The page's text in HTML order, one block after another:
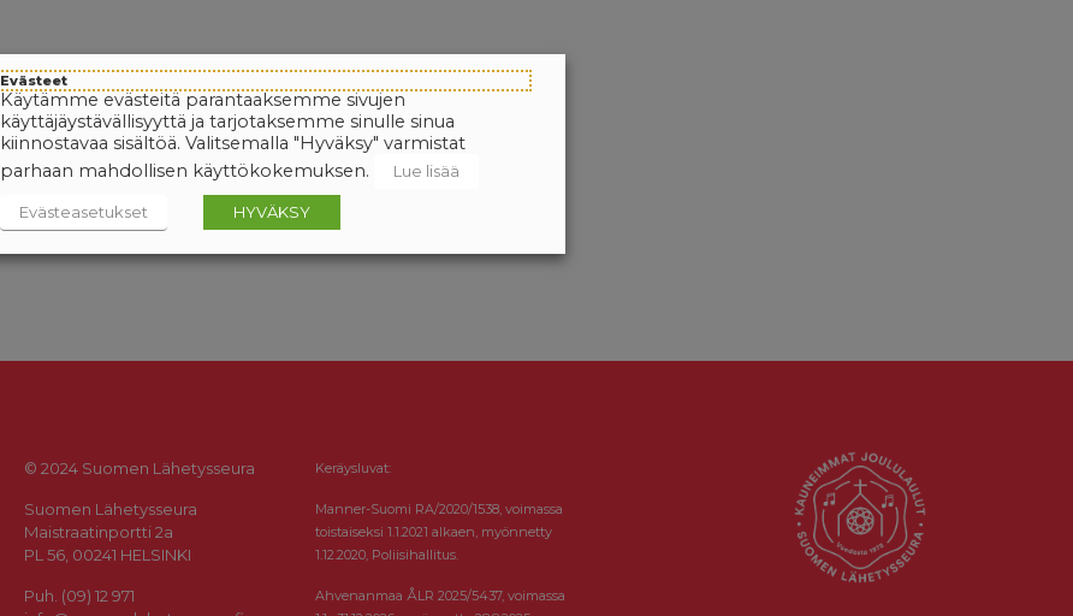
© 2024 Suomen Lähetysseura
Suomen Lähetysseura
Maistraatinportti 2a
PL 56, 00241 HELSINKI
Puh. (09) 12 971
Keräysluvat:
Manner-Suomi RA/2020/1538, voimassa
toistaiseksi 1.1.2021 alkaen, myönnetty
1.12.2020, Poliisihallitus.
Ahvenanmaa ÅLR 2025/5437, voimassa
Evästeet
Käytämme evästeitä parantaaksemme sivujen
käyttäjäystävällisyyttä ja tarjotaksemme sinulle sinua
kiinnostavaa sisältöä. Valitsemalla "Hyväksy" varmistat
parhaan mahdollisen käyttökokemuksen.
Lue lisää
Evästeasetukset HYVÄKSY